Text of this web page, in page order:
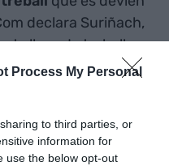
Process My Personal
to third parties, or
information for
use the below opt-out
declara Suriñach,
llocs de treball
l'aeroport